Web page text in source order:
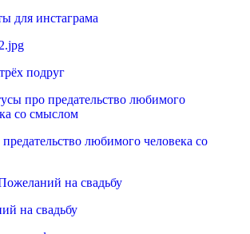
для инстаграма
подруг
любимого человека со
на свадьбу